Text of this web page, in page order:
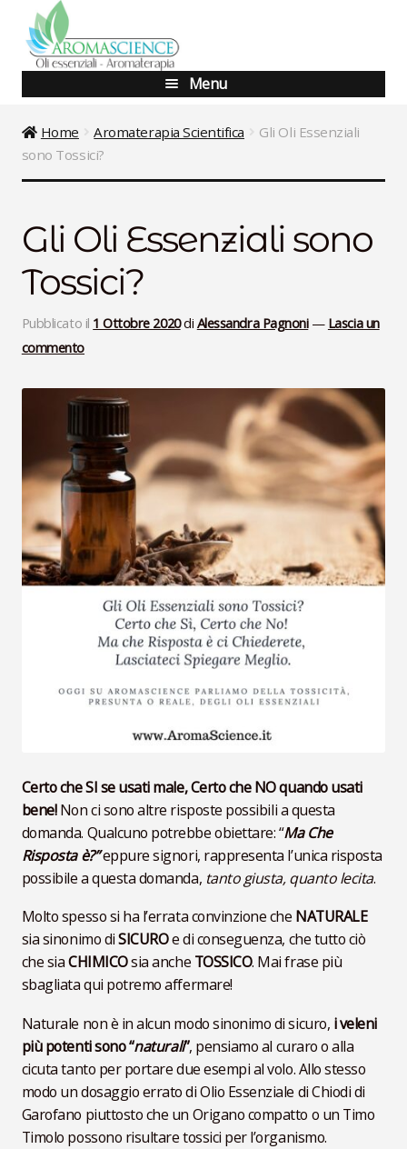
Vai
alla
navigazione
Vai
al
contenuto
Menu
Percorsi Specialistici
Consulenze
VideoLezioni
Carte Oli Essenziali
Home Aromaterapia Scientifica
Gli Oli Essenziali
sono Tossici?
Gli Oli Essenziali sono
Tossici?
Pubblicato il 1 Ottobre 2020di Alessandra Pagnoni — Lascia un
commento
Certo che SI se usati male, Certo che NO quando usati
bene!Non ci sono altre risposte possibili a questa
domanda. Qualcuno potrebbe obiettare: “Ma Che
Risposta è?”eppure signori, rappresenta l’unica risposta
possibile a questa domanda, tanto giusta, quanto lecita.
Molto spesso si ha l’errata convinzione che NATURALE
sia sinonimo diSICUROe di conseguenza, che tutto ciò
che siaCHIMICOsia anche TOSSICO. Mai frase più
sbagliata qui potremo affermare!
Naturale non è in alcun modo sinonimo di sicuro, i veleni
più potenti sono “naturali”, pensiamo al curaro o alla
cicuta tanto per portare due esempi al volo. Allo stesso
modo un dosaggio errato di Olio Essenziale di Chiodi di
Garofano piuttosto che un Origano compatto o un Timo
Timolo possono risultare tossici per l’organismo.